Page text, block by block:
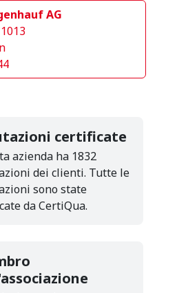
AG
certificate
azienda ha 1832
dei clienti. Tutte le
sono state
da CertiQua.